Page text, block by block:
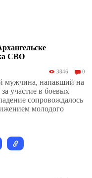
СВО
3846 0
мужчина, напавший на
участие в боевых
сопровождалось
молодого